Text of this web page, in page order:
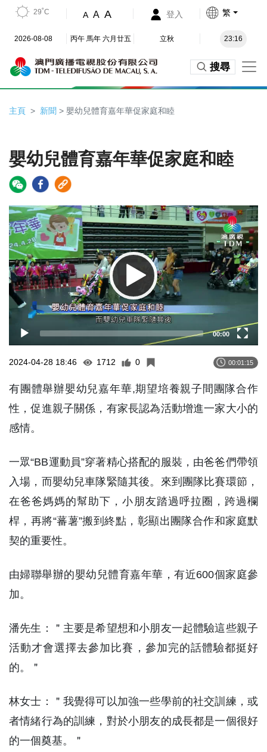
29˚C A A A 登入 繁
2026-08-08 丙午 馬年 六月廿五 立秋 23:16
搜尋
主頁 新聞 > 嬰幼兒體育嘉年華促家庭和睦
嬰幼兒體育嘉年華促家庭和睦
Video
Player
00:00
2024-04-28 18:46 1712 0 00:01:15
有團體舉辦嬰幼兒嘉年華,期望培養親子間團隊合作
性，促進親子關係，有家長認為活動增進一家大小的
感情。
一眾“BB運動員”穿著精心搭配的服裝，由爸爸們帶領
入場，而嬰幼兒車隊緊隨其後。來到團隊比賽環節，
在爸爸媽媽的幫助下，小朋友踏過呼拉圈，跨過欄
桿，再將“蕃薯”搬到終點，彰顯出團隊合作和家庭默
契的重要性。
由婦聯舉辦的嬰幼兒體育嘉年華，有近600個家庭參
加。
潘先生：＂主要是希望想和小朋友一起體驗這些親子
活動才會選擇去參加比賽，參加完的話體驗都挺好
的。＂
林女士：＂我覺得可以加強一些學前的社交訓練，或
者情緒行為的訓練，對於小朋友的成長都是一個很好
的一個奠基。＂